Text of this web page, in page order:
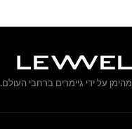
מהימן על ידי גיימרים ברחבי העולם.